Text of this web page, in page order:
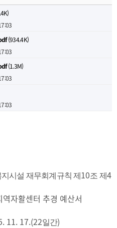
(934.4K)
(1.3M)
시설 재무회계규칙 제 10조 제4
자활센터 추경 예산서
11. 17.(22일간)